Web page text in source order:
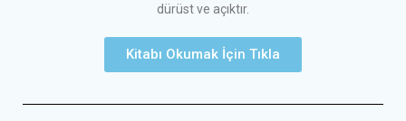
dürüst ve açıktır.
Kitabı Okumak İçin Tıkla